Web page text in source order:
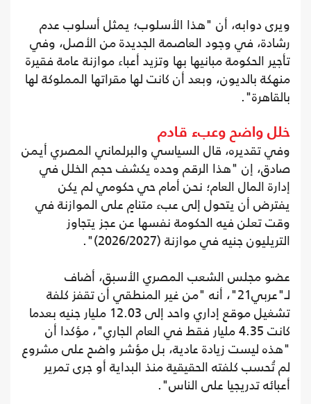
ويرى دوابه، أن "هذا الأسلوب؛ يمثل أسلوب عدم
رشادة، في وجود العاصمة الجديدة من الأصل، وفي
تأجير الحكومة مبانيها بها وتزيد أعباء موازنة عامة فقيرة
منهكة بالديون، وبعد أن كانت لها مقراتها المملوكة لها
بالقاهرة".
خلل واضح وعبء قادم
وفي تقديره، قال السياسي والبرلماني المصري أيمن
صادق، إن "هذا الرقم وحده يكشف حجم الخلل في
إدارة المال العام؛ نحن أمام حي حكومي لم يكن
يفترض أن يتحول إلى عبء متنامٍ على الموازنة في
وقت تعلن فيه الحكومة نفسها عن عجز يتجاوز
التريليون جنيه في موازنة (2026/2027)".
عضو مجلس الشعب المصري الأسبق، أضاف
لـ"عربي21"، أنه "من غير المنطقي أن تقفز كلفة
تشغيل موقع إداري واحد إلى 12.03 مليار جنيه بعدما
كانت 4.35 مليار فقط في العام الجاري"، مؤكدا أن
"هذه ليست زيادة عادية، بل مؤشر واضح على مشروع
لم تُحسب كلفته الحقيقية منذ البداية أو جرى تمرير
أعبائه تدريجيا على الناس".